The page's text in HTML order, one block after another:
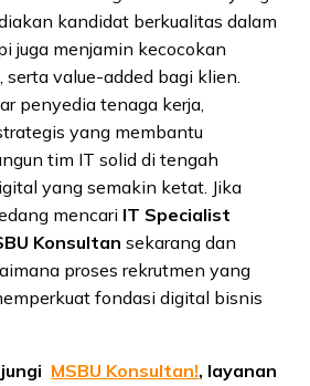
kandidat berkualitas dalam
juga menjamin kecocokan
value-added bagi klien.
penyedia tenaga kerja,
yang membantu
tim IT solid di tengah
yang semakin ketat. Jika
mencari IT Specialist
Konsultan sekarang dan
proses rekrutmen yang
fondasi digital bisnis
MSBU Konsultan!, layanan